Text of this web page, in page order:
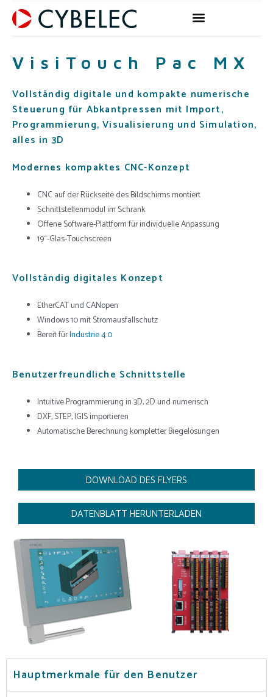
Inhalt
VisiTouch Pac MX
Vollständig digitale und kompakte numerische
Steuerung für Abkantpressen mit Import,
Programmierung, Visualisierung und Simulation,
alles in 3D
Modernes kompaktes CNC-Konzept
CNC auf der Rückseite des Bildschirms montiert
Schnittstellenmodul im Schrank
Offene Software-Plattform für individuelle Anpassung
19“-Glas-Touchscreen
Vollständig digitales Konzept
EtherCAT und CANopen
Windows 10 mit Stromausfallschutz
Bereit fürIndustrie 4.0
Benutzerfreundliche Schnittstelle
Intuitive Programmierung in 3D, 2D und numerisch
DXF, STEP, IGIS importieren
Automatische Berechnung kompletter Biegelösungen
DOWNLOAD DES FLYERS
DATENBLATT HERUNTERLADEN
Hauptmerkmale für den Benutzer